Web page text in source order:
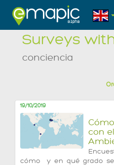
Surveys
conciencia
19/10/2019
con
cómo y en qué grado se